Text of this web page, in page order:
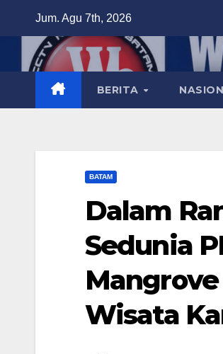
content
Jum. Agu 7th, 2026
BERITA
BATAM
Dalam
Sedunia
Wisata